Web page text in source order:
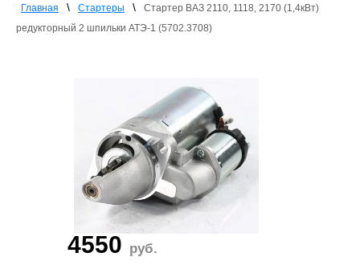
Главная \ Стартеры \
Стартер ВАЗ 2110, 1118, 2170 (1,4кВт)
редукторный 2 шпильки АТЭ-1 (5702.3708)
4550 руб.